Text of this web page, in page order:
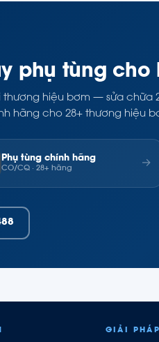
phụ tùng cho
thương hiệu bơm — sửa chữa
hãng cho 28+ thương hiệu
Phụ tùng chính hãng
CO/CQ · 28+ hãng →
GIẢI PHÁP